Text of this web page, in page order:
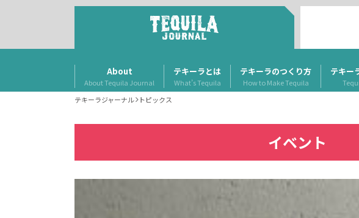
About
About Tequila Journal
テキーラとは
What’s Tequila
テキーラのつくり方
How to Make Tequila
テキー
テキーラジャーナル トピックス
イベント